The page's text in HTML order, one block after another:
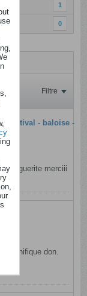
1
0
Filtre
Festival - baloise -
Marguerite merciii
magnifique don.